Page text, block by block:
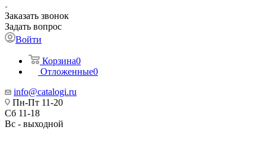
Заказать звонок
Задать вопрос
Войти
Корзина0
Отложенные0
info@catalogi.ru
Пн-Пт 11-20
Сб 11-18
Вс - выходной